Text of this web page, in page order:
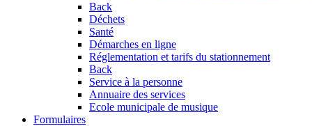
Back
Déchets
Santé
Démarches en ligne
Réglementation et tarifs du stationnement
Back
Service à la personne
Annuaire des services
Ecole municipale de musique
Formulaires